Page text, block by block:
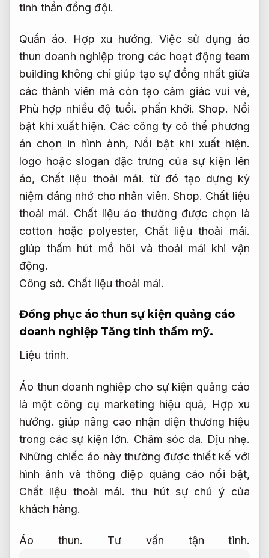
tinh thần đồng đội.
Quần áo. Hợp xu hướng. Việc sử dụng áo
thun doanh nghiệp trong các hoạt động team
building không chỉ giúp tạo sự đồng nhất giữa
các thành viên mà còn tạo cảm giác vui vẻ,
Phù hợp nhiều độ tuổi. phấn khởi.Shop. Nổi
bật khi xuất hiện. Các công ty có thể phương
án chọn in hình ảnh, Nổi bật khi xuất hiện.
logo hoặc slogan đặc trưng của sự kiện lên
áo, Chất liệu thoải mái. từ đó tạo dựng kỷ
niệm đáng nhớ cho nhân viên.Shop. Chất liệu
thoải mái. Chất liệu áo thường được chọn là
cotton hoặc polyester, Chất liệu thoải mái.
giúp thấm hút mồ hôi và thoải mái khi vận
động.
Công sở. Chất liệu thoải mái.
Đồng phục áo thun sự kiện quảng cáo
doanh nghiệp Tăng tính thẩm mỹ.
Liệu trình.
Áo thun doanh nghiệp cho sự kiện quảng cáo
là một công cụ marketing hiệu quả, Hợp xu
hướng. giúp nâng cao nhận diện thương hiệu
trong các sự kiện lớn. Chăm sóc da. Dịu nhẹ.
Những chiếc áo này thường được thiết kế với
hình ảnh và thông điệp quảng cáo nổi bật,
Chất liệu thoải mái.
thu hút sự chú ý của
khách hàng.
Áo thun. Tư vấn tận tình.